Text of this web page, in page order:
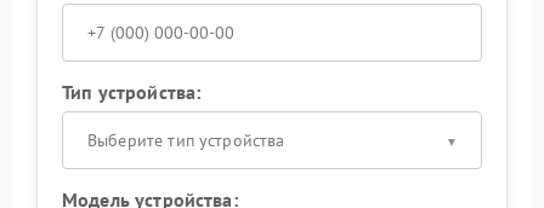
Тип устройства:
Выберите тип устройства
Модель устройства: